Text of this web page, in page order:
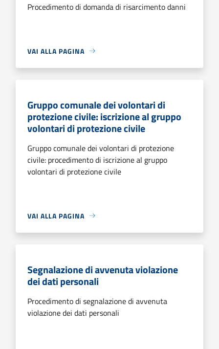
Procedimento di domanda di risarcimento danni
VAI ALLA PAGINA
Gruppo comunale dei volontari di
protezione civile: iscrizione al gruppo
volontari di protezione civile
Gruppo comunale dei volontari di protezione
civile: procedimento di iscrizione al gruppo
volontari di protezione civile
VAI ALLA PAGINA
Segnalazione di avvenuta violazione
dei dati personali
Procedimento di segnalazione di avvenuta
violazione dei dati personali